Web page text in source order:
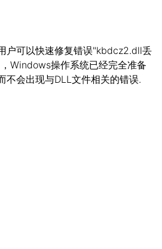
户可以快速修复错误"kbdcz2.dll丢
Windows操作系统已经完全准备
不会出现与DLL文件相关的错误.